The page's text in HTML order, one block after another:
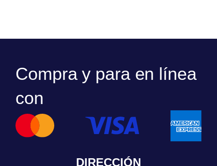
Compra y para en línea
con
DIRECCIÓN